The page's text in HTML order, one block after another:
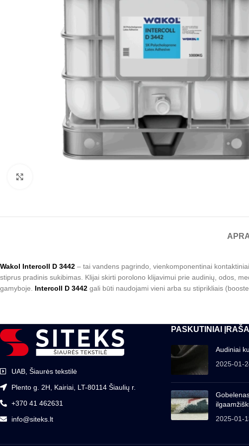
Wakol Intercoll D 3442 – tai vandens pagrindo, vienkomponentinai
stiprus pradinis sukibimas. Klijai skirti porolono klijavimui prie audinių, odos,
gamyboje. Intercoll D 3442 gali būti naudojami vieni arba su stiprikliais
UAB, Šiaurės tekstilė
Plento g. 2H, Kairiai, LT-80114 Šiaulių r.
+370 41 462631
info@siteks.lt
PASKUTINIAI ĮRAŠAI
Audiniai
2025-01-
2025-01-